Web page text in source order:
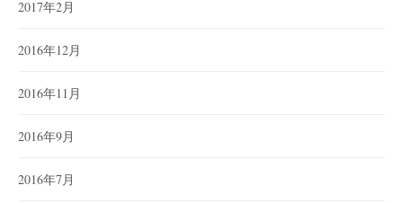
2017年2月
2016年12月
2016年11月
2016年9月
2016年7月